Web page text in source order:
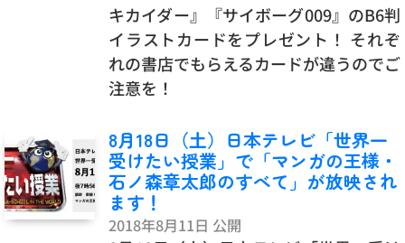
キカイダー』『サイボーグ009』のB6判
イラストカードをプレゼント！ それぞ
れの書店でもらえるカードが違うのでご
注意を！
8月18日（土）日本テレビ「世界一
受けたい授業」で「マンガの王様・
石ノ森章太郎のすべて」が放映され
ます！
2018年8月11日 公開